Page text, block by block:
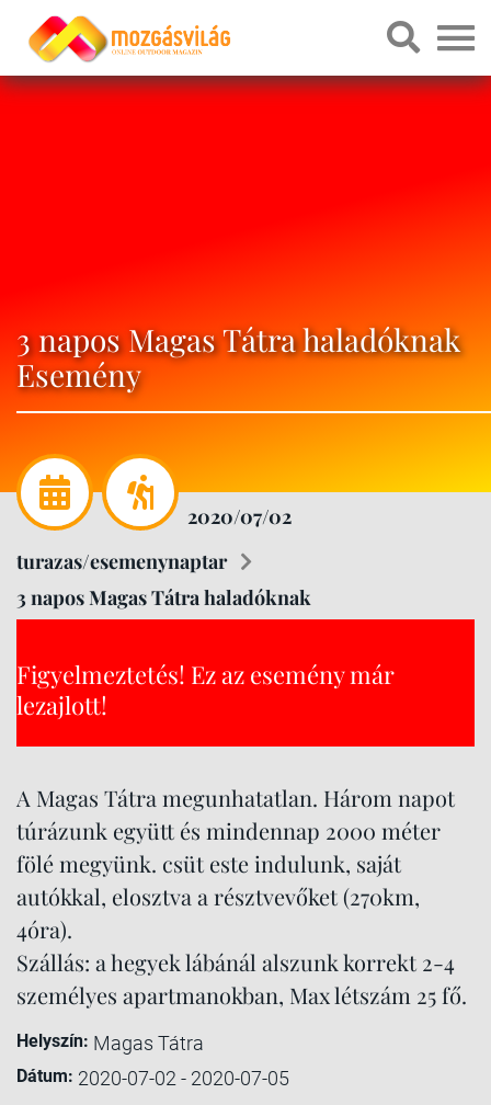
3 napos Magas Tátra haladóknak
Esemény
2020/07/02
turazas/esemenynaptar
3 napos Magas Tátra haladóknak
Figyelmeztetés! Ez az esemény már
lezajlott!
A Magas Tátra megunhatatlan. Három napot
túrázunk együtt és mindennap 2000 méter
fölé megyünk. csüt este indulunk, saját
autókkal, elosztva a résztvevőket (270km,
4óra).
Szállás: a hegyek lábánál alszunk korrekt 2-4
személyes apartmanokban, Max létszám 25 fő.
Helyszín: Magas Tátra
Dátum: 2020-07-02 - 2020-07-05